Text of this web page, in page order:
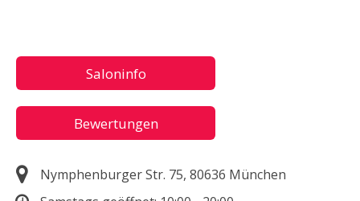
Saloninfo
Bewertungen
Nymphenburger Str. 75, 80636 München